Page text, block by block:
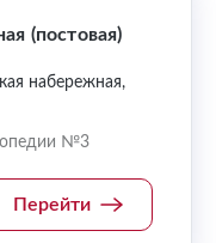
(постовая)
набережная,
№3
Перейти